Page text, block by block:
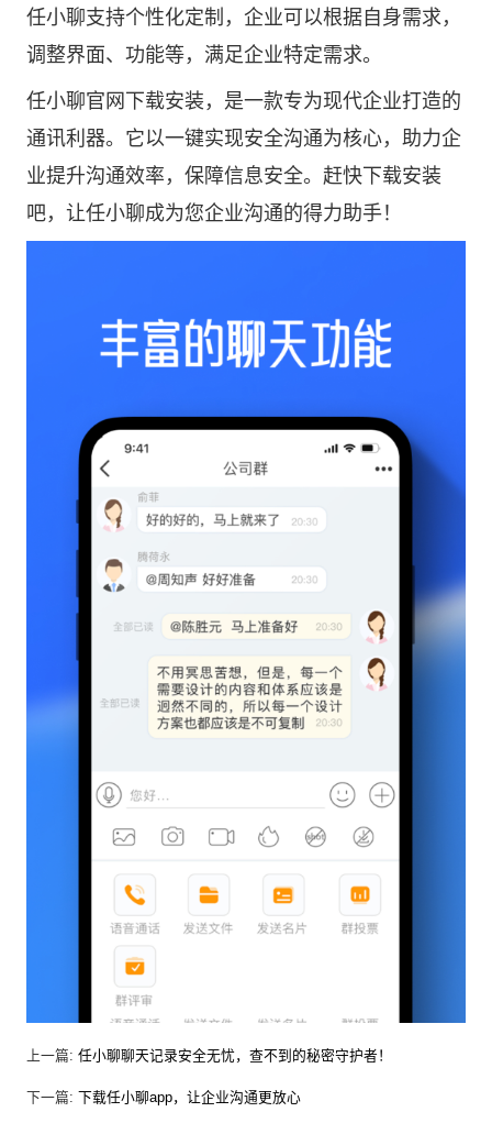
任小聊支持个性化定制，企业可以根据自身需求，
调整界面、功能等，满足企业特定需求。
任小聊官网下载安装，是一款专为现代企业打造的
通讯利器。它以一键实现安全沟通为核心，助力企
业提升沟通效率，保障信息安全。赶快下载安装
吧，让任小聊成为您企业沟通的得力助手！
上一篇: 任小聊聊天记录安全无忧，查不到的秘密守护者！
下一篇: 下载任小聊app，让企业沟通更放心